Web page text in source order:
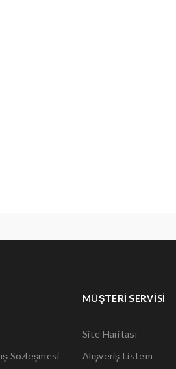
Sözleşmesi
MÜŞTERI SERVISI
Site Haritası
Alışveriş Listem